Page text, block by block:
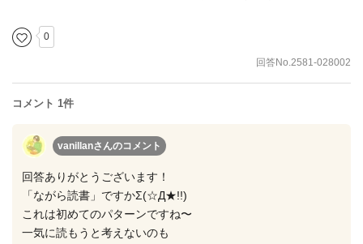
0
回答No.2581-028002
コメント 1件
vanillanさんのコメント
回答ありがとうございます！
「ながら読書」ですかΣ(☆Д★!!)
これは初めてのパターンですね〜
一気に読もうと考えないのも